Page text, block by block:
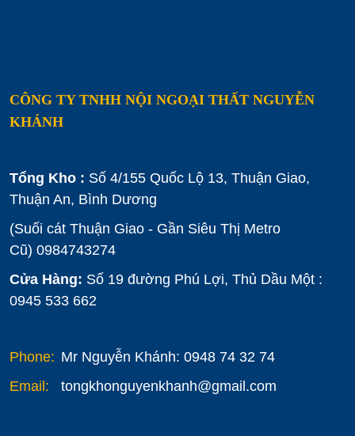
CÔNG TY TNHH NỘI NGOẠI THẤT NGUYỄN
KHÁNH
Tổng Kho : Số 4/155 Quốc Lộ 13, Thuận Giao,
Thuận An, Bình Dương
(Suối cát Thuận Giao - Gần Siêu Thị Metro
Cũ) 0984743274
Cửa Hàng: Số 19 đường Phú Lợi, Thủ Dầu Một :
0945 533 662
Phone: Mr Nguyễn Khánh: 0948 74 32 74
Email:
tongkhonguyenkhanh@gmail.com